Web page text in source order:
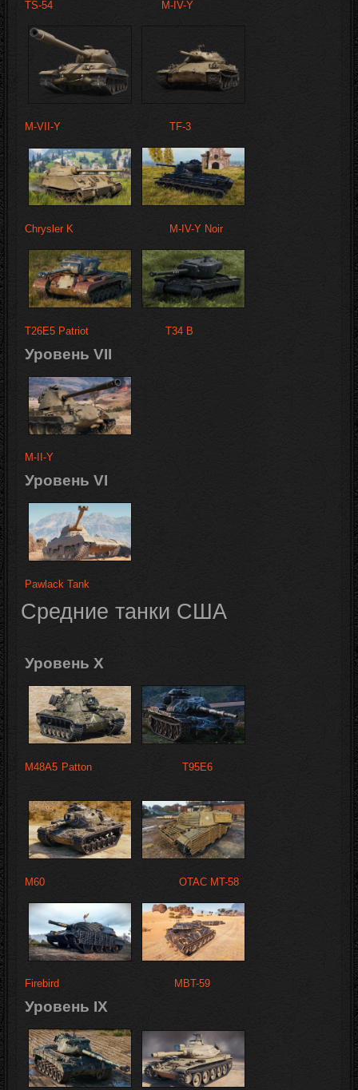
TS-54 M-IV-Y
M-VII-Y TF-3
Chrysler K M-IV-Y Noir
T26E5 Patriot T34 B
Уровень VII
M-II-Y
Уровень VI
Pawlack Tank
Средние танки США
Уровень X
M48A5 Patton T95E6
M60 OTAC MT-58
Firebird MBT-59
Уровень IX